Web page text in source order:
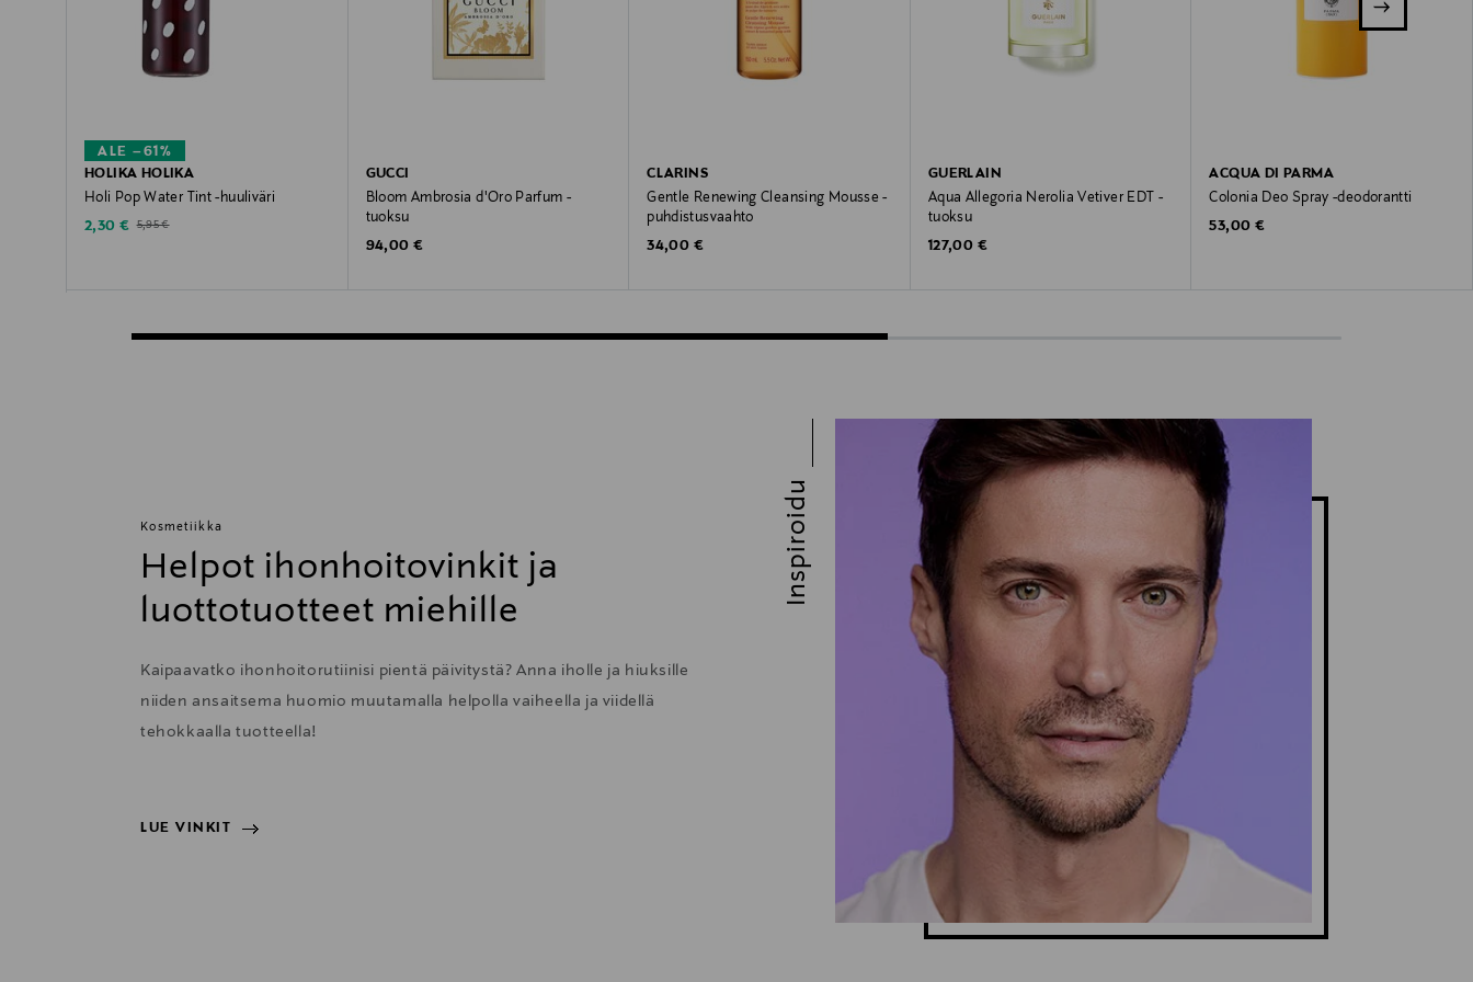
ALE –61%
HOLIKA HOLIKA
Holi Pop Water Tint -huuliväri
Discounted Price
2,30 € Original Price
5,95 €
GUCCI
Bloom Ambrosia d'Oro Parfum -
tuoksu
Original Price
94,00 €
CLARINS
Gentle Renewing Cleansing Mousse -
puhdistusvaahto
Original Price
34,00 €
GUERLAIN
Aqua Allegoria Nerolia Vetiver EDT -
tuoksu
Original Price
127,00 €
ACQUA DI PARMA
Colonia Deo Spray -deodorantti
Original Price
53,00 €
Kosmetiikka
Helpot ihonhoitovinkit ja
luottotuotteet miehille
Kaipaavatko ihonhoitorutiinisi pientä päivitystä? Anna iholle ja hiuksille
niiden ansaitsema huomio muutamalla helpolla vaiheella ja viidellä
tehokkaalla tuotteella!
LUE VINKIT
Inspiroidu